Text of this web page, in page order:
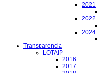
2021
2022
2024
Transparencia
LOTAIP
2016
2017